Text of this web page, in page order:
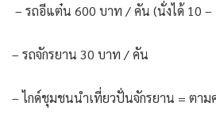
– รถอีแต๋น 600 บาท / คัน (นั่งได้ 10 –
– รถจักรยาน 30 บาท / คัน
– ไกด์ชุมชนนำเที่ยวปั่นจักรยาน = ตาม